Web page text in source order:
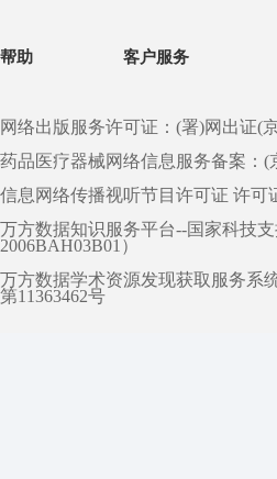
帮助 客户服务
网络出版服务许可证：(署)网出证(
药品医疗器械网络信息服务备案：(
信息网络传播视听节目许可证 许可
万方数据知识服务平台--国家科技
2006BAH03B01）
万方数据学术资源发现获取服务系
第11363462号